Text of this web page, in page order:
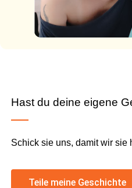
Hast du deine eigene
Schick sie uns, damit wir sie
Teile meine Geschichte